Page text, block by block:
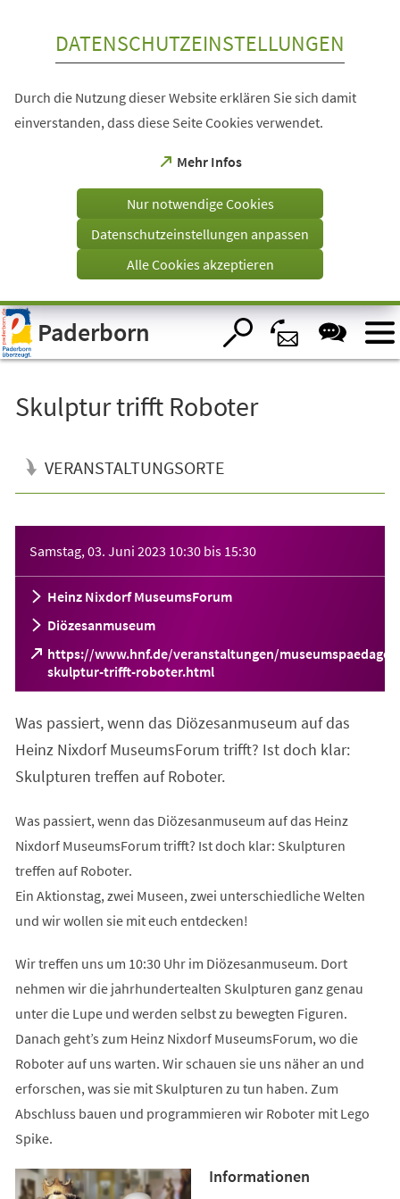
Visuelle
Assistenzsoftware
öffnen.
DATENSCHUTZEINSTELLUNGEN
Durch die Nutzung dieser Website erklären Sie sich damit
einverstanden, dass diese Seite Cookies verwendet.
Mehr Infos
(Öffnet
einem
Tab)
Nur notwendige Cookies
Datenschutzeinstellungen anpassen
Alle Cookies akzeptieren
Paderborn
Skulptur trifft Roboter
VERANSTALTUNGSORTE
Samstag, 03. Juni 2023 10:30 bis 15:30
Heinz Nixdorf MuseumsForum
Diözesanmuseum
https://www.hnf.de/veranstaltungen/
skulptur-trifft-roboter.html
(Öffnet
in
neuen
Tab)
Was passiert, wenn das Diözesanmuseum auf das
Heinz Nixdorf MuseumsForum trifft? Ist doch klar:
Skulpturen treffen auf Roboter.
Was passiert, wenn das Diözesanmuseum auf das Heinz
Nixdorf MuseumsForum trifft? Ist doch klar: Skulpturen
treffen auf Roboter.
Ein Aktionstag, zwei Museen, zwei unterschiedliche Welten
und wir wollen sie mit euch entdecken!
Wir treffen uns um 10:30 Uhr im Diözesanmuseum. Dort
nehmen wir die jahrhundertealten Skulpturen ganz genau
unter die Lupe und werden selbst zu bewegten Figuren.
Danach geht’s zum Heinz Nixdorf MuseumsForum, wo die
Roboter auf uns warten. Wir schauen sie uns näher an und
erforschen, was sie mit Skulpturen zu tun haben. Zum
Abschluss bauen und programmieren wir Roboter mit Lego
Spike.
Informationen